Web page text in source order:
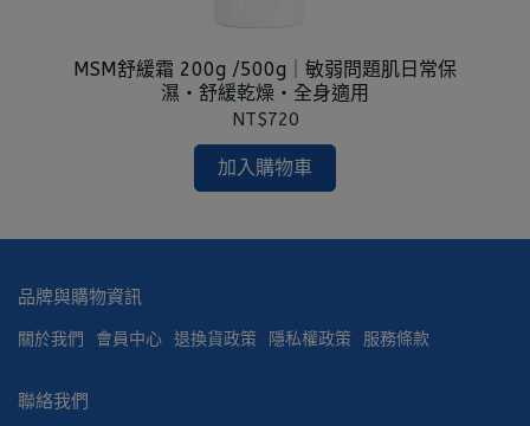
MSM舒緩霜 200g /500g｜敏弱問題肌日常保
濕・舒緩乾燥・全身適用
NT$720
加入購物車
品牌與購物資訊
關於我們 會員中心 退換貨政策 隱私權政策 服務條款
聯絡我們